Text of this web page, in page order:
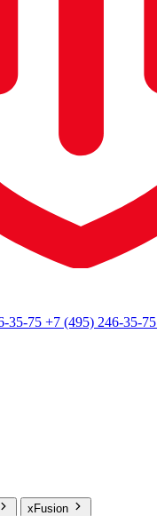
35-75 +7 (495) 246-35-75
xFusion